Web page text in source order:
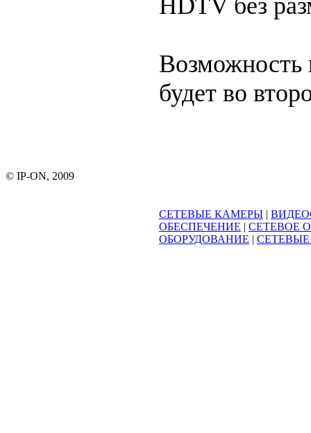
Возможность
будет во
© IP-ON, 2009
СЕТЕВЫЕ КАМЕРЫ |
ОБЕСПЕЧЕНИЕ | СЕТЕВОЕ
ОБОРУДОВАНИЕ |